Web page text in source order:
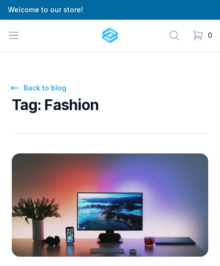
Welcome to our store!
Open menu Cartify Search 0
items
Back to blog
Tag: Fashion